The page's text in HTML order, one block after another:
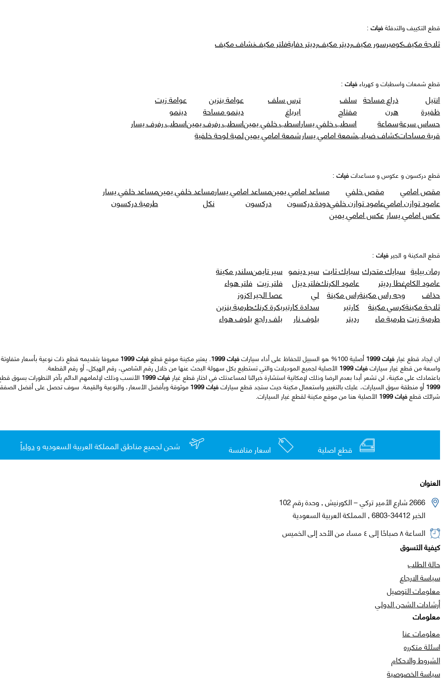
قطع التكييف والتدفئةفيات :
ثلاجة مكيفكومبرسور مكيفرديتر مكيفرديتر دفايةفلتر مكيفنشاف مكيف
قطع شمعات واسطبات و كهرباءفيات :
انتيل ذراع مساحة سلف ترس سلف عوامة بنزين
عوامة زيت
ظفيرة
هرن مفتاح ايرباغ دينمو مساحة
دينمو
حساس سرعةسماعة اسطب خلفي يساراسطب خلفي يميناسطب رفرف يميناسطب رفرف يسار
قربة مساحاتكشاف ضبابشمعة امامي يسارشمعة امامي يمينلمبة لوحة خلفية
قطع دركسون و عكوس و مساعداتفيات :
مقص امامي مقص خلفي مساعد امامي يمينمساعد امامي يسارمساعد خلفي يمينمساعد خلفي يسار
عامود توازن اماميعامود توازن خلفيدودة دركسون دركسون نكل
طرمبة دركسون
عكس امامي يسار عكس امامي يمين
قطع المكينة و الجير فيات :
رمان بيلية سبايك متحرك سبايك ثابت سير دينمو سير تايمنسلندر مكينة
عامود الكامغطا رديتر عامود الكرنكفلتر ديزل فلتر زيت فلتر هواء
حذاف
وجه راس مكينةراس مكينة لي عصا الجيراكزوز
ثلاجة مكينةكرسي مكينة كارتير سدادة كارتيربكرة كرنكطرمبة بنزين
طرمبة زيتطرمبة ماء رديتر بلوف نار بلف راجع بلوف هواء
ان ايجاد قطع غيار فيات 1999 أصلية 100% هو السبيل للحفاظ على أداء سيارات فيات 1999 . يعتبر مكينة موقع قطع فيات 1999 معروفا بتقديمه قطع ذات نوعية بأسعار
واسعة من قطع غيار سياراتفيات 1999 الأصلية لجميع الموديلات والتي تستطيع بكل سهولة البحث عنها من خلال رقم الشاصي، رقم الهيكل، أو رقم القطعة.
باعتمادك على مكينة، لن تشعر أبدا بعدم الرضا وذلك لإمكانية استشارة خبرائنا لمساعدتك في اختار قطع غيار فيات 1999 الأنسب وذلك لإلمامهم الدائم بآخر التطورات بسوق
1999 أو منطقة سوق السيارات، عليك بالتغيير واستعمال مكينة حيث ستجد قطع سياراتفيات 1999 موثوقة وبأفضل الأسعار، والنوعية والقيمة. سوف تحصل على أفضل
شرائك قطع فيات 1999 الأصلية هنا من موقع مكينة لقطع غيار السيارات.
قطع اصلية اسعار منافسة شحن لجميع مناطق المملكة العربية السعوديه ودولياً
العنوان
2666 شارع الأمير تركي – الكورنيش , وحدة رقم 102
الخبر 34412-6803 , المملكة العربية السعودية
الساعة ٨ صباحًا إلى ٤ مساء من الأحد إلى الخميس
كيفية التسوق
حالة الطلب
سياسة الارجاع
معلومات التوصيل
أرشادات الشحن الدولي
معلومات
معلومات عنا
اسئلة متكرره
الشروط والاحكام
سياسة الخصوصية